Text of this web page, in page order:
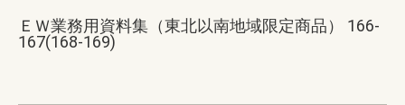
ＥＷ業務用資料集（東北以南地域限定商品） 166-
167(168-169)